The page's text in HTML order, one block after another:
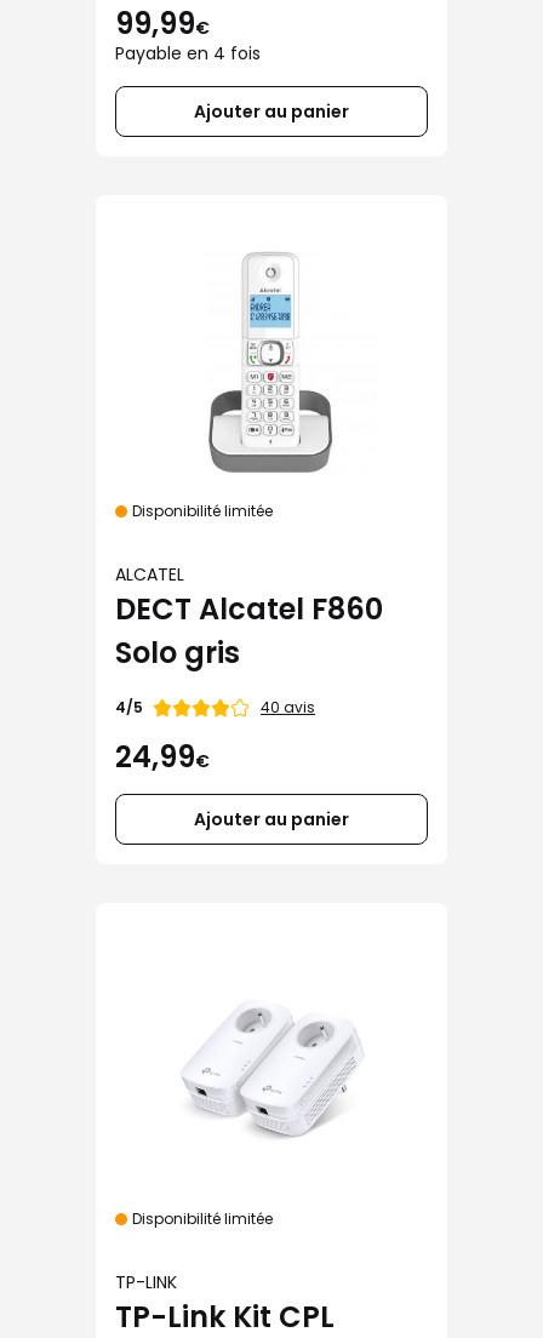
99,99€
Payable en 4 fois
Ajouter au panier
Disponibilité limitée
ALCATEL
DECT Alcatel F860
Solo gris
Note
4/5 40 avis
24,99€
Ajouter au panier
Disponibilité limitée
TP-LINK
TP-Link Kit CPL